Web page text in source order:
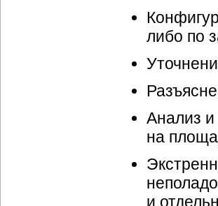
либо по
Анализ
на
и